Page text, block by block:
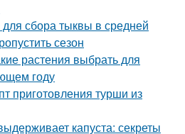
сбора тыквы в средней
сезон
растения выбрать для
году
приготовления турши из
капуста: секреты